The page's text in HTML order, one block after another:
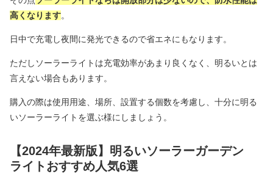
高くなります。
日中で充電し夜間に発光できるので省エネにもなります。
ただしソーラーライトは充電効率があまり良くなく、明るいとは
言えない場合もあります。
購入の際は使用用途、場所、設置する個数を考慮し、十分に明る
いソーラーライトを選ぶ様にしましょう。
【2024年最新版】明るいソーラーガーデン
ライトおすすめ人気6選